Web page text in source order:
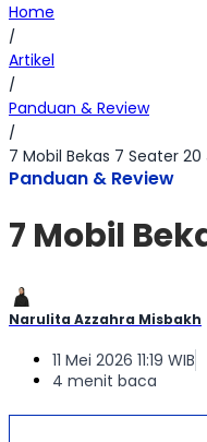
Home
/
Artikel
/
Panduan & Review
/
7 Mobil Bekas 7 Seater
Panduan & Review
7 Mobil
Narulita Azzahra Misbakh
11 Mei 2026 11:19 WIB
4 menit baca